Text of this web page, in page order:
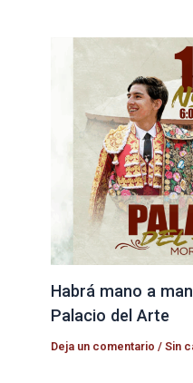
Habrá mano a
Palacio del Arte
Deja un comentario /Sin